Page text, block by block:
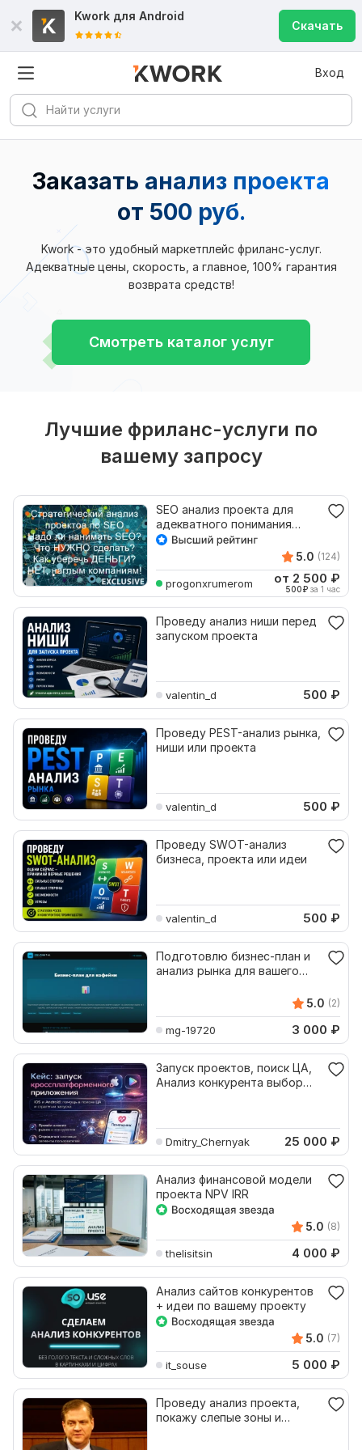
Kwork для Android
Скачать
Вход
Заказать анализ проекта
от 500 руб.
Kwork - это удобный маркетплейс фриланс-услуг.
Адекватные цены, скорость, а главное, 100% гарантия
возврата средств!
Смотреть каталог услуг
Лучшие фриланс-услуги по
вашему запросу
SEO анализ проекта для
адекватного понимания
потенциала и этапов работ
5.0 (124)
progonxrumerom от 2 500 ₽
500₽ за 1 час
Проведу анализ ниши перед
запуском проекта
valentin_d 500 ₽
Проведу PEST-анализ рынка,
ниши или проекта
valentin_d 500 ₽
Проведу SWOT-анализ
бизнеса, проекта или идеи
valentin_d 500 ₽
Подготовлю бизнес-план и
анализ рынка для вашего
5.0 (2)
mg-19720 3 000 ₽
Запуск проектов, поиск ЦА,
Анализ конкурента выбор
Dmitry_Chernyak 25 000 ₽
Анализ финансовой модели
проекта NPV IRR
5.0 (8)
thelisitsin 4 000 ₽
Анализ сайтов конкурентов
+ идеи по вашему проекту
5.0 (7)
it_souse 5 000 ₽
Проведу анализ проекта,
покажу слепые зоны и